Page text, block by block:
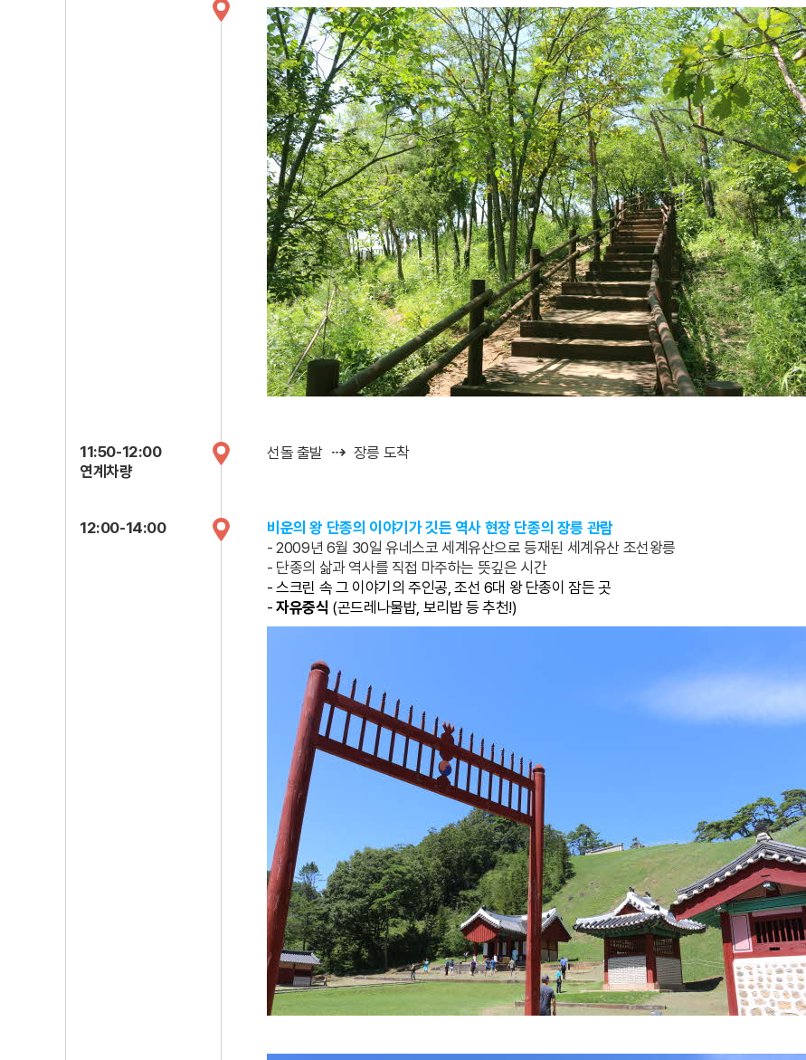
11:50-12:00
연계차량
선돌 출발 ⇢ 장릉 도착
12:00-14:00 비운의 왕 단종의 이야기가 깃든 역사 현장단종의 장릉 관람
- 2009년 6월 30일 유네스코 세계유산으로 등재된 세계유산 조선왕릉
- 단종의 삶과 역사를 직접 마주하는 뜻깊은 시간
- 스크린 속 그 이야기의 주인공, 조선 6대 왕 단종이 잠든 곳
-자유중식 (곤드레나물밥, 보리밥 등 추천!)